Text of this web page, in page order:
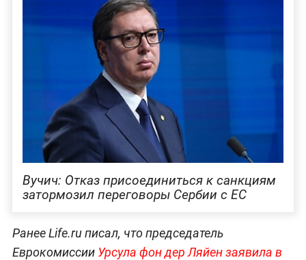
Вучич: Отказ присоединиться к санкциям
затормозил переговоры Сербии с ЕС
Ранее Life.ru писал, что председатель
Еврокомиссии Урсула фон дер Ляйен заявила в